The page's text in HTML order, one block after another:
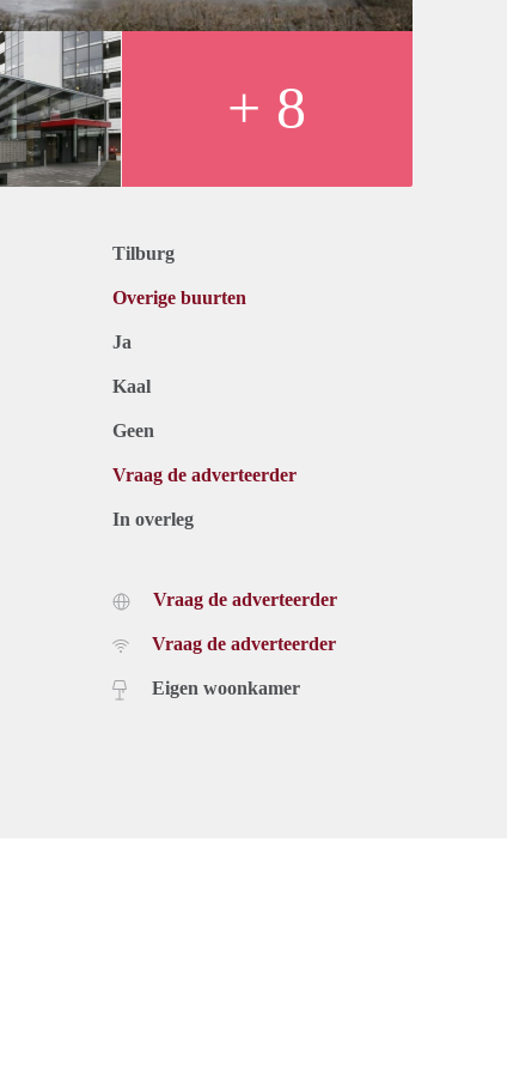
+ 8
Tilburg
Overige buurten
Ja
Kaal
Geen
Vraag de adverteerder
In overleg
Vraag de adverteerder
Vraag de adverteerder
Eigen woonkamer